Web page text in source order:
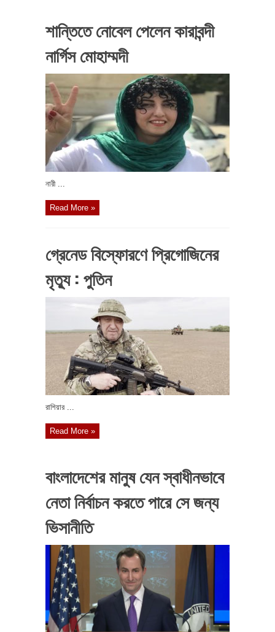
শান্তিতে নোবেল পেলেন কারাবন্দী
নার্গিস মোহাম্মদী
নারী ...
Read More »
গ্রেনেড বিস্ফোরণে প্রিগোজিনের
মৃত্যু : পুতিন
রাশিয়ার ...
Read More »
বাংলাদেশের মানুষ যেন স্বাধীনভাবে
নেতা নির্বাচন করতে পারে সে জন্য
ভিসানীতি